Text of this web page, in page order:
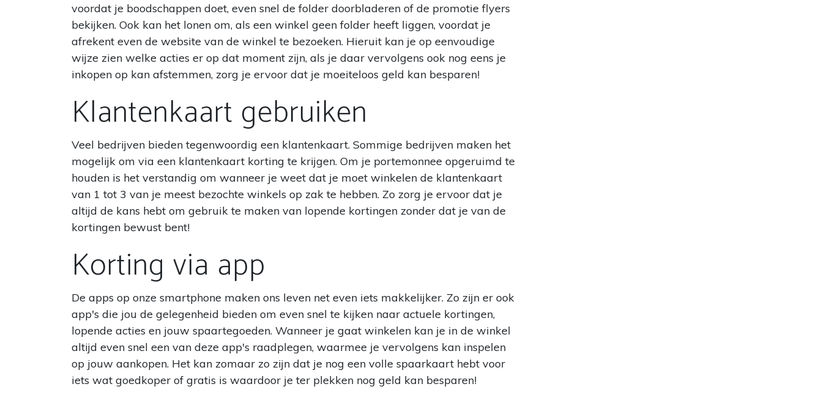
voordat je boodschappen doet, even snel de folder doorbladeren of de promotie flyers
bekijken. Ook kan het lonen om, als een winkel geen folder heeft liggen, voordat je
afrekent even de website van de winkel te bezoeken. Hieruit kan je op eenvoudige
wijze zien welke acties er op dat moment zijn, als je daar vervolgens ook nog eens je
inkopen op kan afstemmen, zorg je ervoor dat je moeiteloos geld kan besparen!
Klantenkaart gebruiken
Veel bedrijven bieden tegenwoordig een klantenkaart. Sommige bedrijven maken het
mogelijk om via een klantenkaart korting te krijgen. Om je portemonnee opgeruimd te
houden is het verstandig om wanneer je weet dat je moet winkelen de klantenkaart
van 1 tot 3 van je meest bezochte winkels op zak te hebben. Zo zorg je ervoor dat je
altijd de kans hebt om gebruik te maken van lopende kortingen zonder dat je van de
kortingen bewust bent!
Korting via app
De apps op onze smartphone maken ons leven net even iets makkelijker. Zo zijn er ook
app's die jou de gelegenheid bieden om even snel te kijken naar actuele kortingen,
lopende acties en jouw spaartegoeden. Wanneer je gaat winkelen kan je in de winkel
altijd even snel een van deze app's raadplegen, waarmee je vervolgens kan inspelen
op jouw aankopen. Het kan zomaar zo zijn dat je nog een volle spaarkaart hebt voor
iets wat goedkoper of gratis is waardoor je ter plekken nog geld kan besparen!